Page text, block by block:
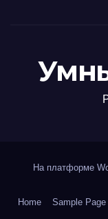
На платформе
Home Sample Page